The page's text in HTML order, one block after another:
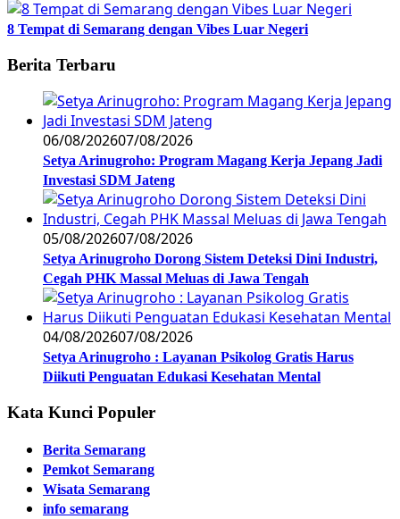
8 Tempat di Semarang dengan Vibes Luar Negeri
Berita Terbaru
06/08/202607/08/2026
Setya Arinugroho: Program Magang Kerja Jepang Jadi
Investasi SDM Jateng
05/08/202607/08/2026
Setya Arinugroho Dorong Sistem Deteksi Dini Industri,
Cegah PHK Massal Meluas di Jawa Tengah
04/08/202607/08/2026
Setya Arinugroho : Layanan Psikolog Gratis Harus
Diikuti Penguatan Edukasi Kesehatan Mental
Kata Kunci Populer
Berita Semarang
Pemkot Semarang
Wisata Semarang
info semarang